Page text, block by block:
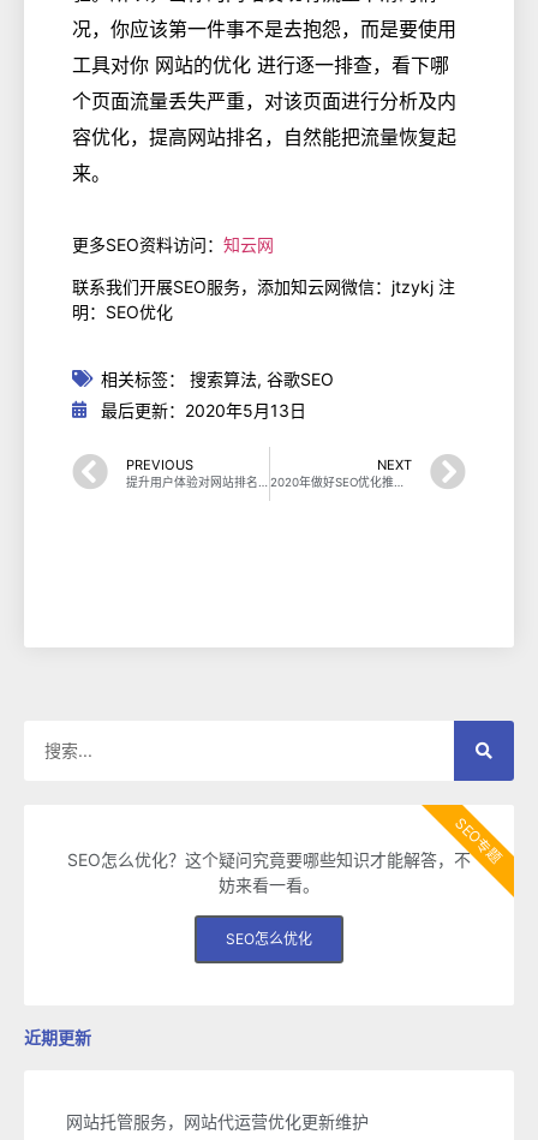
况，你应该第一件事不是去抱怨，而是要使用
工具对你 网站的优化 进行逐一排查，看下哪
个页面流量丢失严重，对该页面进行分析及内
容优化，提高网站排名，自然能把流量恢复起
来。
更多SEO资料访问： 知云网
联系我们开展SEO服务，添加知云网微信：jtzykj 注
明：SEO优化
相关标签： 搜索算法, 谷歌SEO
最后更新：2020年5月13日
PREVIOUS NEXT
SEO怎么优化？这个疑问究竟要哪些知识才能解答，不
妨来看一看。
SEO怎么优化
SEO专题
近期更新
网站托管服务，网站代运营优化更新维护